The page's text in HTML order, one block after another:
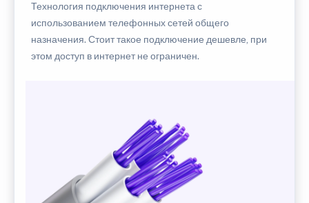
Технология подключения интернета с
использованием телефонных сетей общего
назначения. Стоит такое подключение дешевле, при
этом доступ в интернет не ограничен.